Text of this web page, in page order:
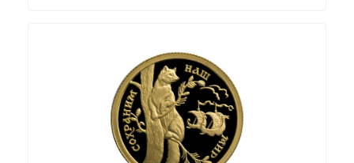
Цена выкупа
90 231 Руб.